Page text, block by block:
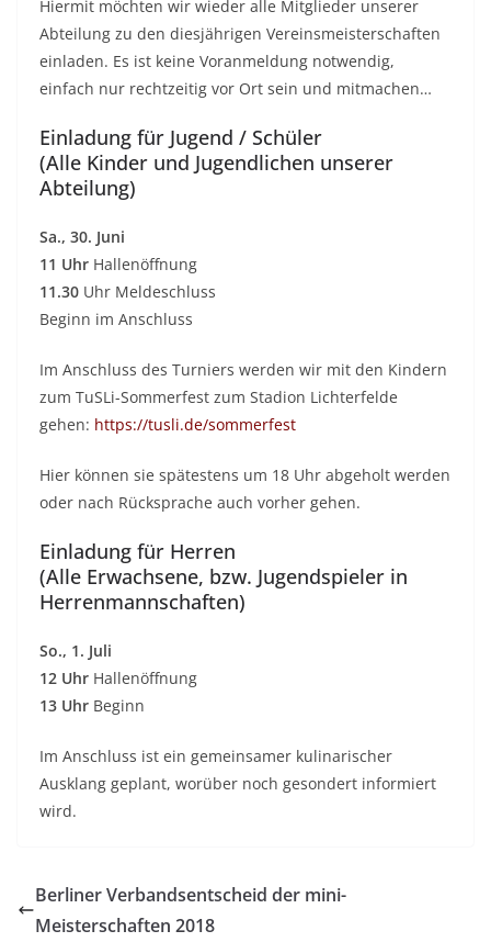
Hiermit möchten wir wieder alle Mitglieder unserer
Abteilung zu den diesjährigen Vereinsmeisterschaften
einladen. Es ist keine Voranmeldung notwendig,
einfach nur rechtzeitig vor Ort sein und mitmachen…
Einladung für Jugend / Schüler
(Alle Kinder und Jugendlichen unserer
Abteilung)
Sa., 30. Juni
11 Uhr Hallenöffnung
11.30 Uhr Meldeschluss
Beginn im Anschluss
Im Anschluss des Turniers werden wir mit den Kindern
zum TuSLi-Sommerfest zum Stadion Lichterfelde
gehen: https://tusli.de/sommerfest
Hier können sie spätestens um 18 Uhr abgeholt werden
oder nach Rücksprache auch vorher gehen.
Einladung für Herren
(Alle Erwachsene, bzw. Jugendspieler in
Herrenmannschaften)
So., 1. Juli
12 Uhr Hallenöffnung
13 Uhr Beginn
Im Anschluss ist ein gemeinsamer kulinarischer
Ausklang geplant, worüber noch gesondert informiert
wird.
Berliner Verbandsentscheid der mini-
Meisterschaften 2018